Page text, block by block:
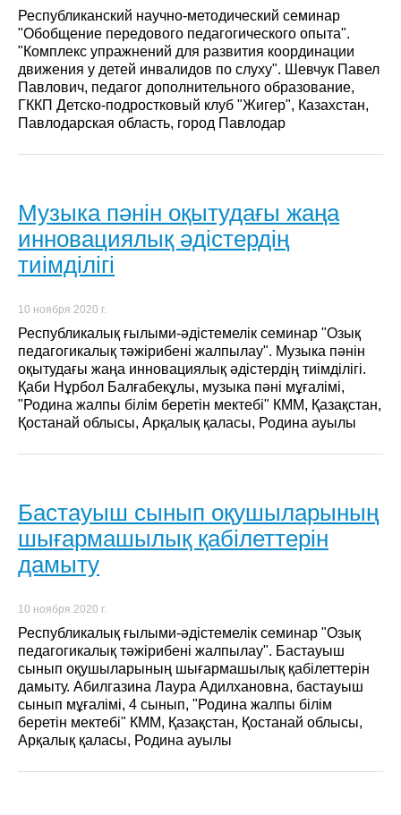
Республиканский научно-методический семинар
"Обобщение передового педагогического опыта".
"Комплекс упражнений для развития координации
движения у детей инвалидов по слуху". Шевчук Павел
Павлович, педагог дополнительного образование,
ГККП Детско-подростковый клуб "Жигер", Казахстан,
Павлодарская область, город Павлодар
Музыка пәнін оқытудағы жаңа
инновациялық әдістердің
тиімділігі
10 ноября 2020 г.
Республикалық ғылыми-әдістемелік семинар "Озық
педагогикалық тәжірибені жалпылау". Музыка пәнін
оқытудағы жаңа инновациялық әдістердің тиімділігі.
Қаби Нұрбол Балғабекұлы, музыка пәні мұғалімі,
"Родина жалпы білім беретін мектебі" КММ, Қазақстан,
Қостанай облысы, Арқалық қаласы, Родина ауылы
Бастауыш сынып оқушыларының
шығармашылық қабілеттерін
дамыту
10 ноября 2020 г.
Республикалық ғылыми-әдістемелік семинар "Озық
педагогикалық тәжірибені жалпылау". Бастауыш
сынып оқушыларының шығармашылық қабілеттерін
дамыту. Абилгазина Лаура Адилхановна, бастауыш
сынып мұғалімі, 4 сынып, "Родина жалпы білім
беретін мектебі" КММ, Қазақстан, Қостанай облысы,
Арқалық қаласы, Родина ауылы